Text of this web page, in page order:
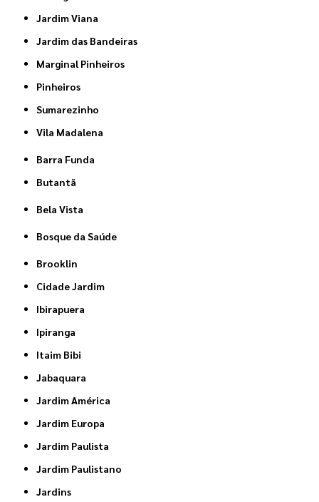
Jardim Viana
Jardim das Bandeiras
Marginal Pinheiros
Pinheiros
Sumarezinho
Vila Madalena
Barra Funda
Butantã
Bela Vista
Bosque da Saúde
Brooklin
Cidade Jardim
Ibirapuera
Ipiranga
Itaim Bibi
Jabaquara
Jardim América
Jardim Europa
Jardim Paulista
Jardim Paulistano
Jardins